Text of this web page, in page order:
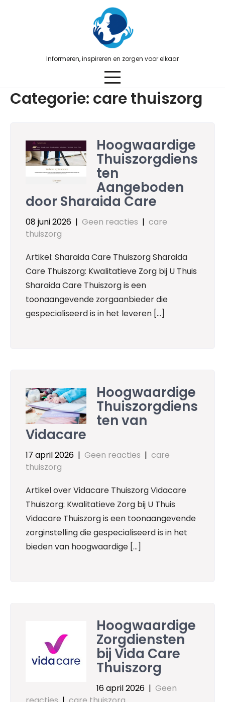
Informeren, inspireren en zorgen voor elkaar
Categorie: care thuiszorg
Hoogwaardige
Thuiszorgdiens
ten
Aangeboden
door Sharaida Care
08 juni 2026 | Geen reacties | care
thuiszorg
Artikel: Sharaida Care Thuiszorg Sharaida
Care Thuiszorg: Kwalitatieve Zorg bij U Thuis
Sharaida Care Thuiszorg is een
toonaangevende zorgaanbieder die
gespecialiseerd is in het leveren […]
Hoogwaardige
Thuiszorgdiens
ten van
Vidacare
17 april 2026 | Geen reacties | care
thuiszorg
Artikel over Vidacare Thuiszorg Vidacare
Thuiszorg: Kwalitatieve Zorg bij U Thuis
Vidacare Thuiszorg is een toonaangevende
zorginstelling die gespecialiseerd is in het
bieden van hoogwaardige […]
Hoogwaardige
Zorgdiensten
bij Vida Care
Thuiszorg
16 april 2026 |Geen